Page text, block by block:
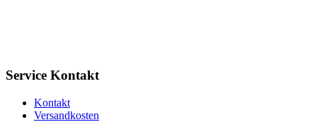
Service Kontakt
Kontakt
Versandkosten